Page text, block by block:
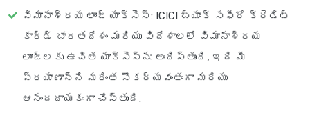
విమానాశ్రయ లాంజ్ యాక్సెస్: ICICI బ్యాంక్ సఫీరో క్రెడిట్
కార్డ్ భారతదేశం మరియు విదేశాలలో విమానాశ్రయ
లాంజ్‌లకు ఉచిత యాక్సెస్‌ను అందిస్తుంది, ఇది మీ
ప్రయాణాన్ని మరింత సౌకర్యవంతంగా మరియు
ఆనందదాయకంగా చేస్తుంది.